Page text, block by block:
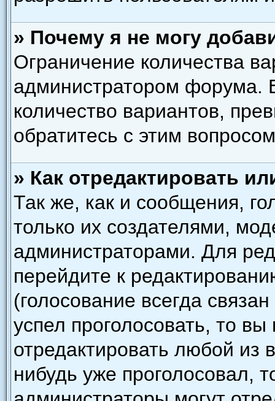
» Почему я не могу
Ограничение количества
администратором форума.
количество вариантов,
обратитесь с этим
» Как отредактировать
Так же, как и сообщения,
только их создателями,
администраторами. Для
перейдите к
(голосование всегда
успел проголосовать, то
отредактировать любой из
нибудь уже проголосовал,